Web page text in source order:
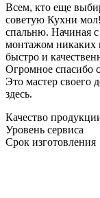
Всем, кто еще
советую Кухни
спальню. Начиная с
монтажом никаких
быстро и
Огромное спасибо
Это мастер своего
здесь.
Качество
Уровень сервиса
Срок изготовления